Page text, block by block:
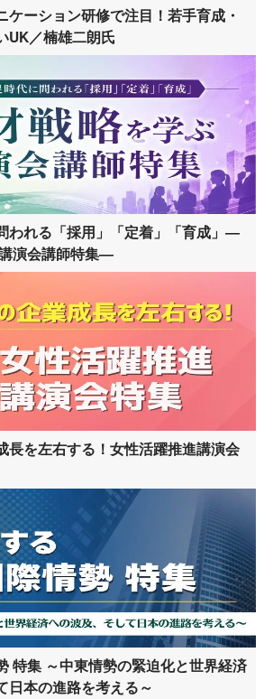
ケーション研修で注目！若手育成・
UK／楠雄二朗氏
われる「採用」「定着」「育成」―
演会講師特集―
長を左右する！女性活躍推進講演会
特集 ～中東情勢の緊迫化と世界経済
日本の進路を考える～